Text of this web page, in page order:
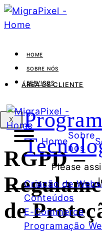
HOME
SOBRE NÓS
SERVIÇOS
Criação de
Conteúdos
E-Commerce
Programação
ÁREA DE CLIENTE
X
Home
Sobre
nós
Please
RGPD –
de